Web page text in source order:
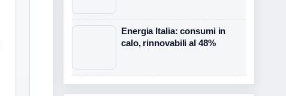
Energia Italia: consumi in
calo, rinnovabili al 48%